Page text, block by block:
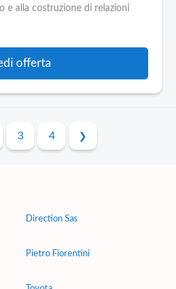
e alla costruzione di relazioni
offerta
3 4
Direction Sas
Pietro Fiorentini